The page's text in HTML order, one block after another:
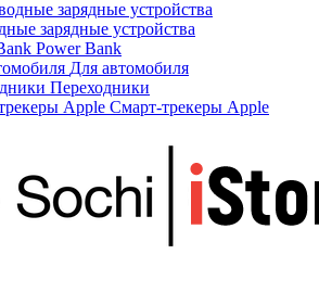
зарядные устройства
Power Bank
Для автомобиля
Переходники
Смарт-трекеры Apple